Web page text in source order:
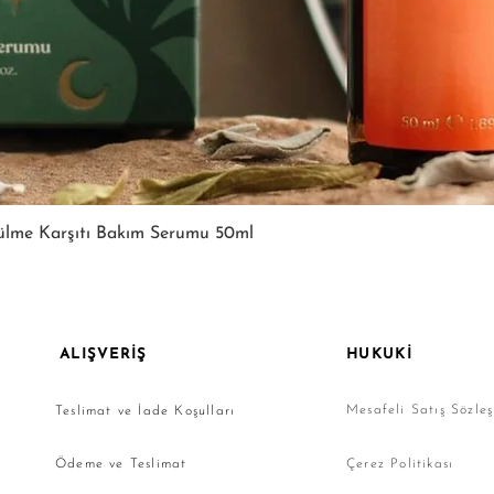
Hızlı Bakış
Karşıtı Bakım Serumu 50ml
ALIŞVERİŞ
Teslimat ve İade Koşulları
Ödeme ve Teslimat
HUKUKİ
Mesafeli Satış
Çerez Politikası